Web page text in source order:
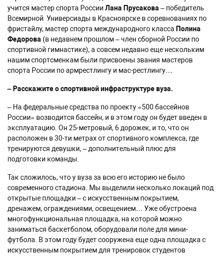
учится мастер спорта России Лана Прусакова – победитель
Всемирной Универсиады в Красноярске в соревнованиях по
фристайлу, мастер спорта международного класса Полина
Федорова (в недавнем прошлом – член сборной России по
спортивной гимнастике), а совсем недавно еще нескольким
нашим спортсменкам были присвоены звания мастеров
спорта России по армрестлингу и мас-рестлингу…
– Расскажите о спортивной инфраструктуре вуза.
– На федеральные средства по проекту «500 бассейнов
России» возводится бассейн, и в этом году он будет введен в
эксплуатацию. Он 25-метровый, 6 дорожек, и то, что он
расположен в 30-ти метрах от спортивного комплекса, где
тренируются девушки, – дополнительный плюс для
подготовки команды.
Так сложилось, что у вуза за всю его историю не было
современного стадиона. Мы выделили несколько локаций под
открытые площадки – с искусственным покрытием,
дренажем, ограждениями, освещением… Уже обустроена
многофункциональная площадка, на которой можно
заниматься баскетболом, оборудовали поле для мини-
футбола. В этом году будет сооружена еще одна площадка с
искусственным покрытием для тренировок студентов